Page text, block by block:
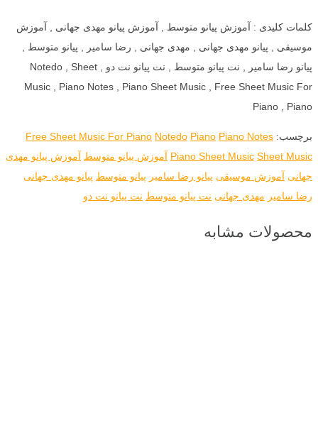
کلمات کلیدی : آموزش پیانو متوسط , آموزش پیانو مهدی جهانی , آموزش
موسیقی , پیانو مهدی جهانی , مهدی جهانی , رضا سامیر , پیانو متوسط ,
پیانو رضا سامیر , نت پیانو متوسط , نت پیانو نت دو , Notedo , Sheet
Music , Piano Notes , Piano Sheet Music , Free Sheet Music For
Piano , Piano
برچسب: Free Sheet Music For Piano Notedo Piano Piano Notes
Piano Sheet Music Sheet Music آموزش پیانو متوسط آموزش پیانو مهدی
جهانی آموزش موسیقی پیانو رضا سامیر پیانو متوسط پیانو مهدی جهانی
رضا سامیر مهدی جهانی نت پیانو متوسط نت پیانو نت دو
محصولات مشابه